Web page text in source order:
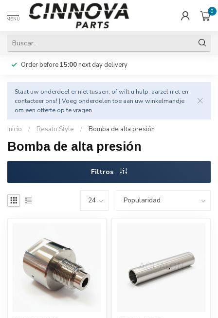
MENÚ
0
Order before 15:00next day delivery
Staat uw onderdeel er niet tussen, of wilt u hulp, aarzel niet en
contacteer ons! | Voeg onderdelen toe aan uw winkelmandje
om een offerte op te vragen.
Inicio / Resato Style / Bomba de alta presión
Bomba de alta presión
Filtros